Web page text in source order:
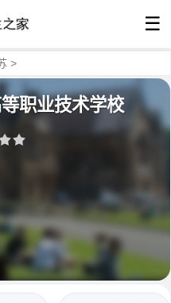
☰
>
职业技术学校